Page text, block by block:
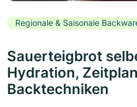
Regionale & Saisonale
Sauerteigbrot
Hydration,
Backtechniken